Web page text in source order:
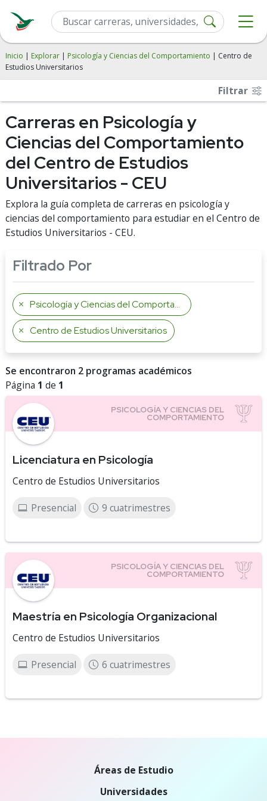
Inicio | Explorar | Psicología y Ciencias del Comportamiento | Centro de
Estudios Universitarios
Filtrar
Carreras en Psicología y
Ciencias del Comportamiento
del Centro de Estudios
Universitarios - CEU
Explora la guía completa de carreras en psicología y
ciencias del comportamiento para estudiar en el Centro de
Estudios Universitarios - CEU.
Filtrado Por
Psicología y Ciencias del Comportamiento
Centro de Estudios Universitarios
Se encontraron 2 programas académicos
Página 1 de 1
Licenciatura en Psicología
Centro de Estudios Universitarios
Presencial 9 cuatrimestres
Maestría en Psicología Organizacional
Centro de Estudios Universitarios
Presencial 6 cuatrimestres
Áreas de Estudio
Universidades